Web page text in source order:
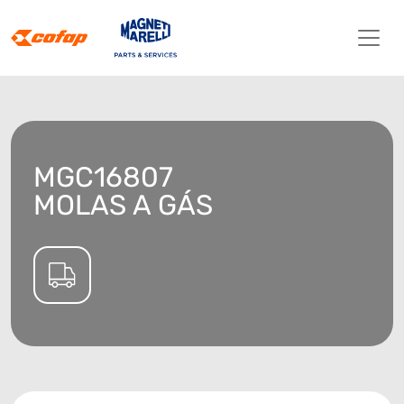
MGC16807
MOLAS A GÁS